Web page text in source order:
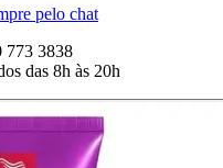
pelo chat
773 3838
das 8h às 20h